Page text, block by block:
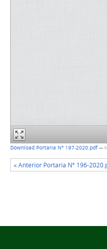
Download Portaria Nº 197-2020.pdf—
« Anterior Portaria Nº 196-